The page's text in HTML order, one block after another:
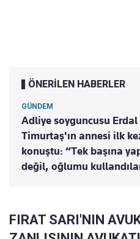
ÖNERİLEN HABERLER
GÜNDEM
Adliye soyguncusu Erdal
Timurtaş'ın annesi ilk
konuştu: “Tek başına
değil, oğlumu
FIRAT SARI'NIN